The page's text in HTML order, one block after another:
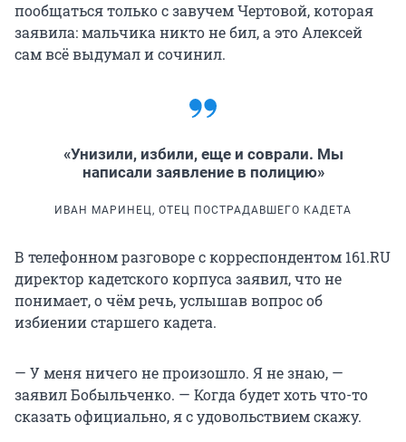
пообщаться только с завучем Чертовой, которая
заявила: мальчика никто не бил, а это Алексей
сам всё выдумал и сочинил.
«Унизили, избили, еще и соврали. Мы
написали заявление в полицию»
ИВАН МАРИНЕЦ, ОТЕЦ ПОСТРАДАВШЕГО КАДЕТА
В телефонном разговоре с корреспондентом 161.RU
директор кадетского корпуса заявил, что не
понимает, о чём речь, услышав вопрос об
избиении старшего кадета.
— У меня ничего не произошло. Я не знаю, —
заявил Бобыльченко. — Когда будет хоть что-то
сказать официально, я с удовольствием скажу.